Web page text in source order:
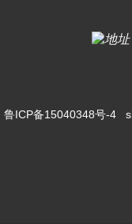
鲁ICP备15040348号-4